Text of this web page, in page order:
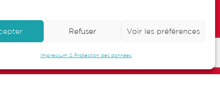
Refuser Voir les préférences
Impressum & Protection des données